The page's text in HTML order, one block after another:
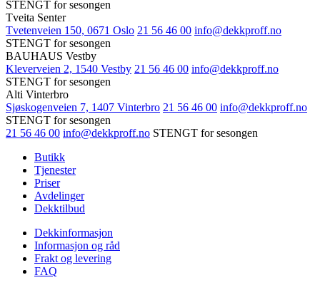
STENGT for sesongen
Tveita Senter
Tvetenveien 150, 0671 Oslo 21 56 46 00 info@dekkproff.no
STENGT for sesongen
BAUHAUS Vestby
Kleverveien 2, 1540 Vestby 21 56 46 00 info@dekkproff.no
STENGT for sesongen
Alti Vinterbro
Sjøskogenveien 7, 1407 Vinterbro 21 56 46 00 info@dekkproff.no
STENGT for sesongen
21 56 46 00 info@dekkproff.no STENGT for sesongen
Butikk
Tjenester
Priser
Avdelinger
Dekktilbud
Dekkinformasjon
Informasjon og råd
Frakt og levering
FAQ